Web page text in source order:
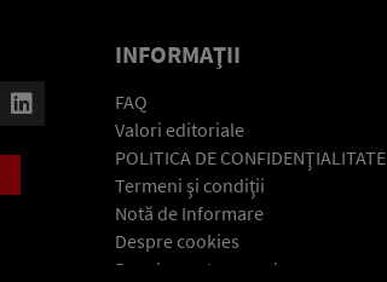
INFORMAŢII
FAQ
Valori editoriale
POLITICA DE CONFIDENŢIALITATE
Termeni şi condiţii
Notă de Informare
Despre cookies
Regulament general